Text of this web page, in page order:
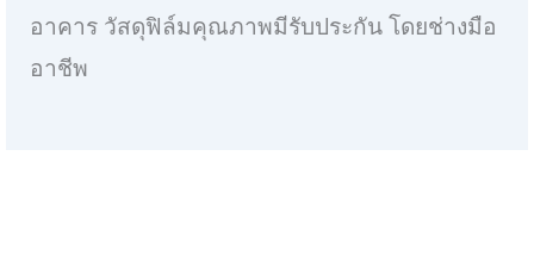
อาคาร วัสดุฟิล์มคุณภาพมีรับประกัน โดยช่างมือ
อาชีพ